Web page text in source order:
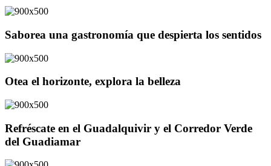
Saborea una gastronomía que despierta los sentidos
Otea el horizonte, explora la belleza
Refréscate en el Guadalquivir y el Corredor Verde
del Guadiamar